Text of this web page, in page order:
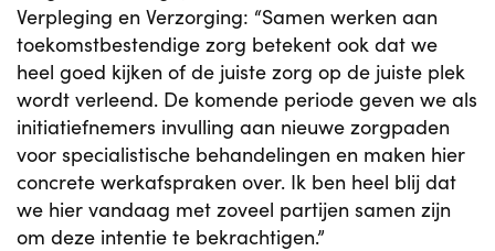
Verpleging en Verzorging: “Samen werken aan
toekomstbestendige zorg betekent ook dat we
heel goed kijken of de juiste zorg op de juiste plek
wordt verleend. De komende periode geven we als
initiatiefnemers invulling aan nieuwe zorgpaden
voor specialistische behandelingen en maken hier
concrete werkafspraken over. Ik ben heel blij dat
we hier vandaag met zoveel partijen samen zijn
om deze intentie te bekrachtigen.”